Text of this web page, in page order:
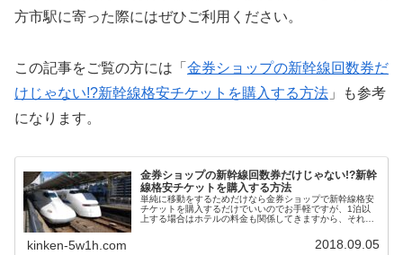
方市駅に寄った際にはぜひご利用ください。
この記事をご覧の方には「 金券ショップの新幹線回数券だ
けじゃない!?新幹線格安チケットを購入する方法 」も参考
になります。
金券ショップの新幹線回数券だけじゃない!?新幹
線格安チケットを購入する方法
単純に移動をするためだけなら金券ショップで新幹線格安
チケットを購入するだけでいいのでお手軽ですが、1泊以
上する場合はホテルの料金も関係してきますから、それぞ
ますよね。そんな時はJR・新幹線+宿泊セットプランとい
kinken-5w1h.com 2018.09.05